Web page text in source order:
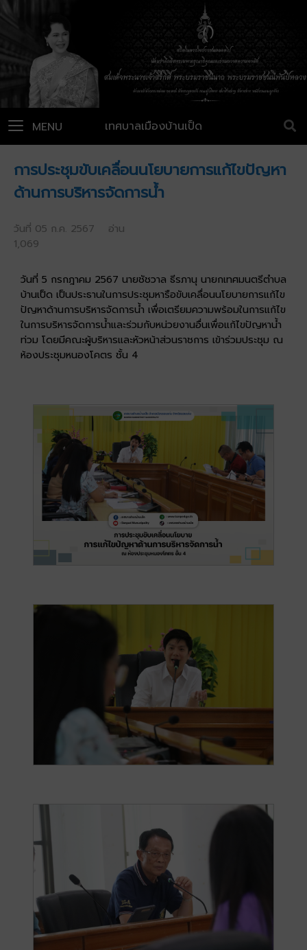
เทศบาลเมืองบ้านเป็ด
MENU
การประชุมขับเคลื่อนนโยบายการแก้ไขปัญหา
ด้านการบริหารจัดการน้ำ
วันที่ 05 ก.ค. 2567 อ่าน
1,069
วันที่ 5 กรกฎาคม 2567 นายชัชวาล ธีรภานุ นายกเทศมนตรีตำบล
บ้านเป็ด เป็นประธานในการประชุมหารือขับเคลื่อนนโยบายการแก้ไข
ปัญหาด้านการบริหารจัดการน้ำ เพื่อเตรียมความพร้อมในการแก้ไข
ในการบริหารจัดการน้ำและร่วมกับหน่วยงานอื่นเพื่อแก้ไขปัญหาน้ำ
ท่วม โดยมีคณะผู้บริหารและหัวหน้าส่วนราชการ เข้าร่วมประชุม ณ
ห้องประชุมหนองโคตร ชั้น 4